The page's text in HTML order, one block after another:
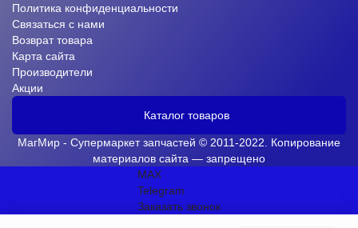
Политика конфиденциальности
Связаться с нами
Возврат товара
Карта сайта
Производители
Акции
Каталог товаров
МагМир - Супермаркет запчастей © 2011-2022. Копирование
материалов сайта — запрещено
MAX
Telegram
Заказать звонок